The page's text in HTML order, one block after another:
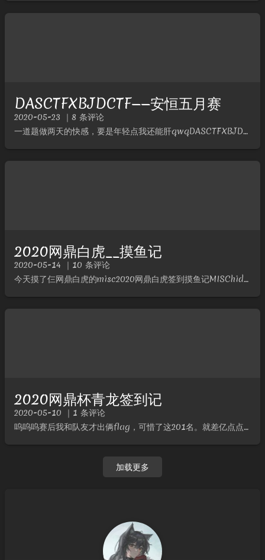
DASCTFXBJDCTF——安恒五月赛
2020-05-23 ｜8 条评论
一道题做两天的快感，要是年轻点我还能肝qwqDASCTFXBJDCTFWEBgobDescriptionphp是世界上最好的语言Analyze登录万能密码登（好像可以直接随便输？）然后是一个上传...
2020网鼎白虎__摸鱼记
2020-05-14 ｜10 条评论
今天摸了仨网鼎白虎的misc2020网鼎白虎签到摸鱼记MISChiddenDescriptionNULLAnalyze开局一张图有效信息后有zip文件，foremost后zip爆破密码得到密码1...
2020网鼎杯青龙签到记
2020-05-10 ｜1 条评论
呜呜呜赛后我和队友才出俩flag，可惜了这201名。就差亿点点就进线下了QwQ2020网鼎杯签到记MISC签到DescriptionWeclome~!Analyze登上环境，答题，各个战队的图标...
加载更多